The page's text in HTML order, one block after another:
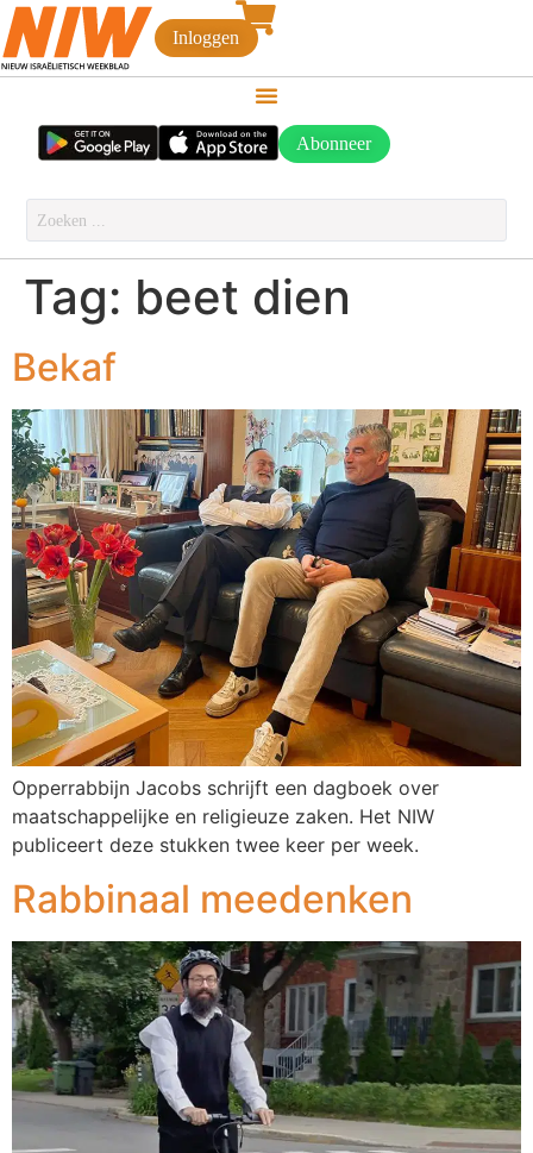
Inloggen
Abonneer
Tag: beet dien
Bekaf
Opperrabbijn Jacobs schrijft een dagboek over
maatschappelijke en religieuze zaken. Het NIW
publiceert deze stukken twee keer per week.
Rabbinaal meedenken